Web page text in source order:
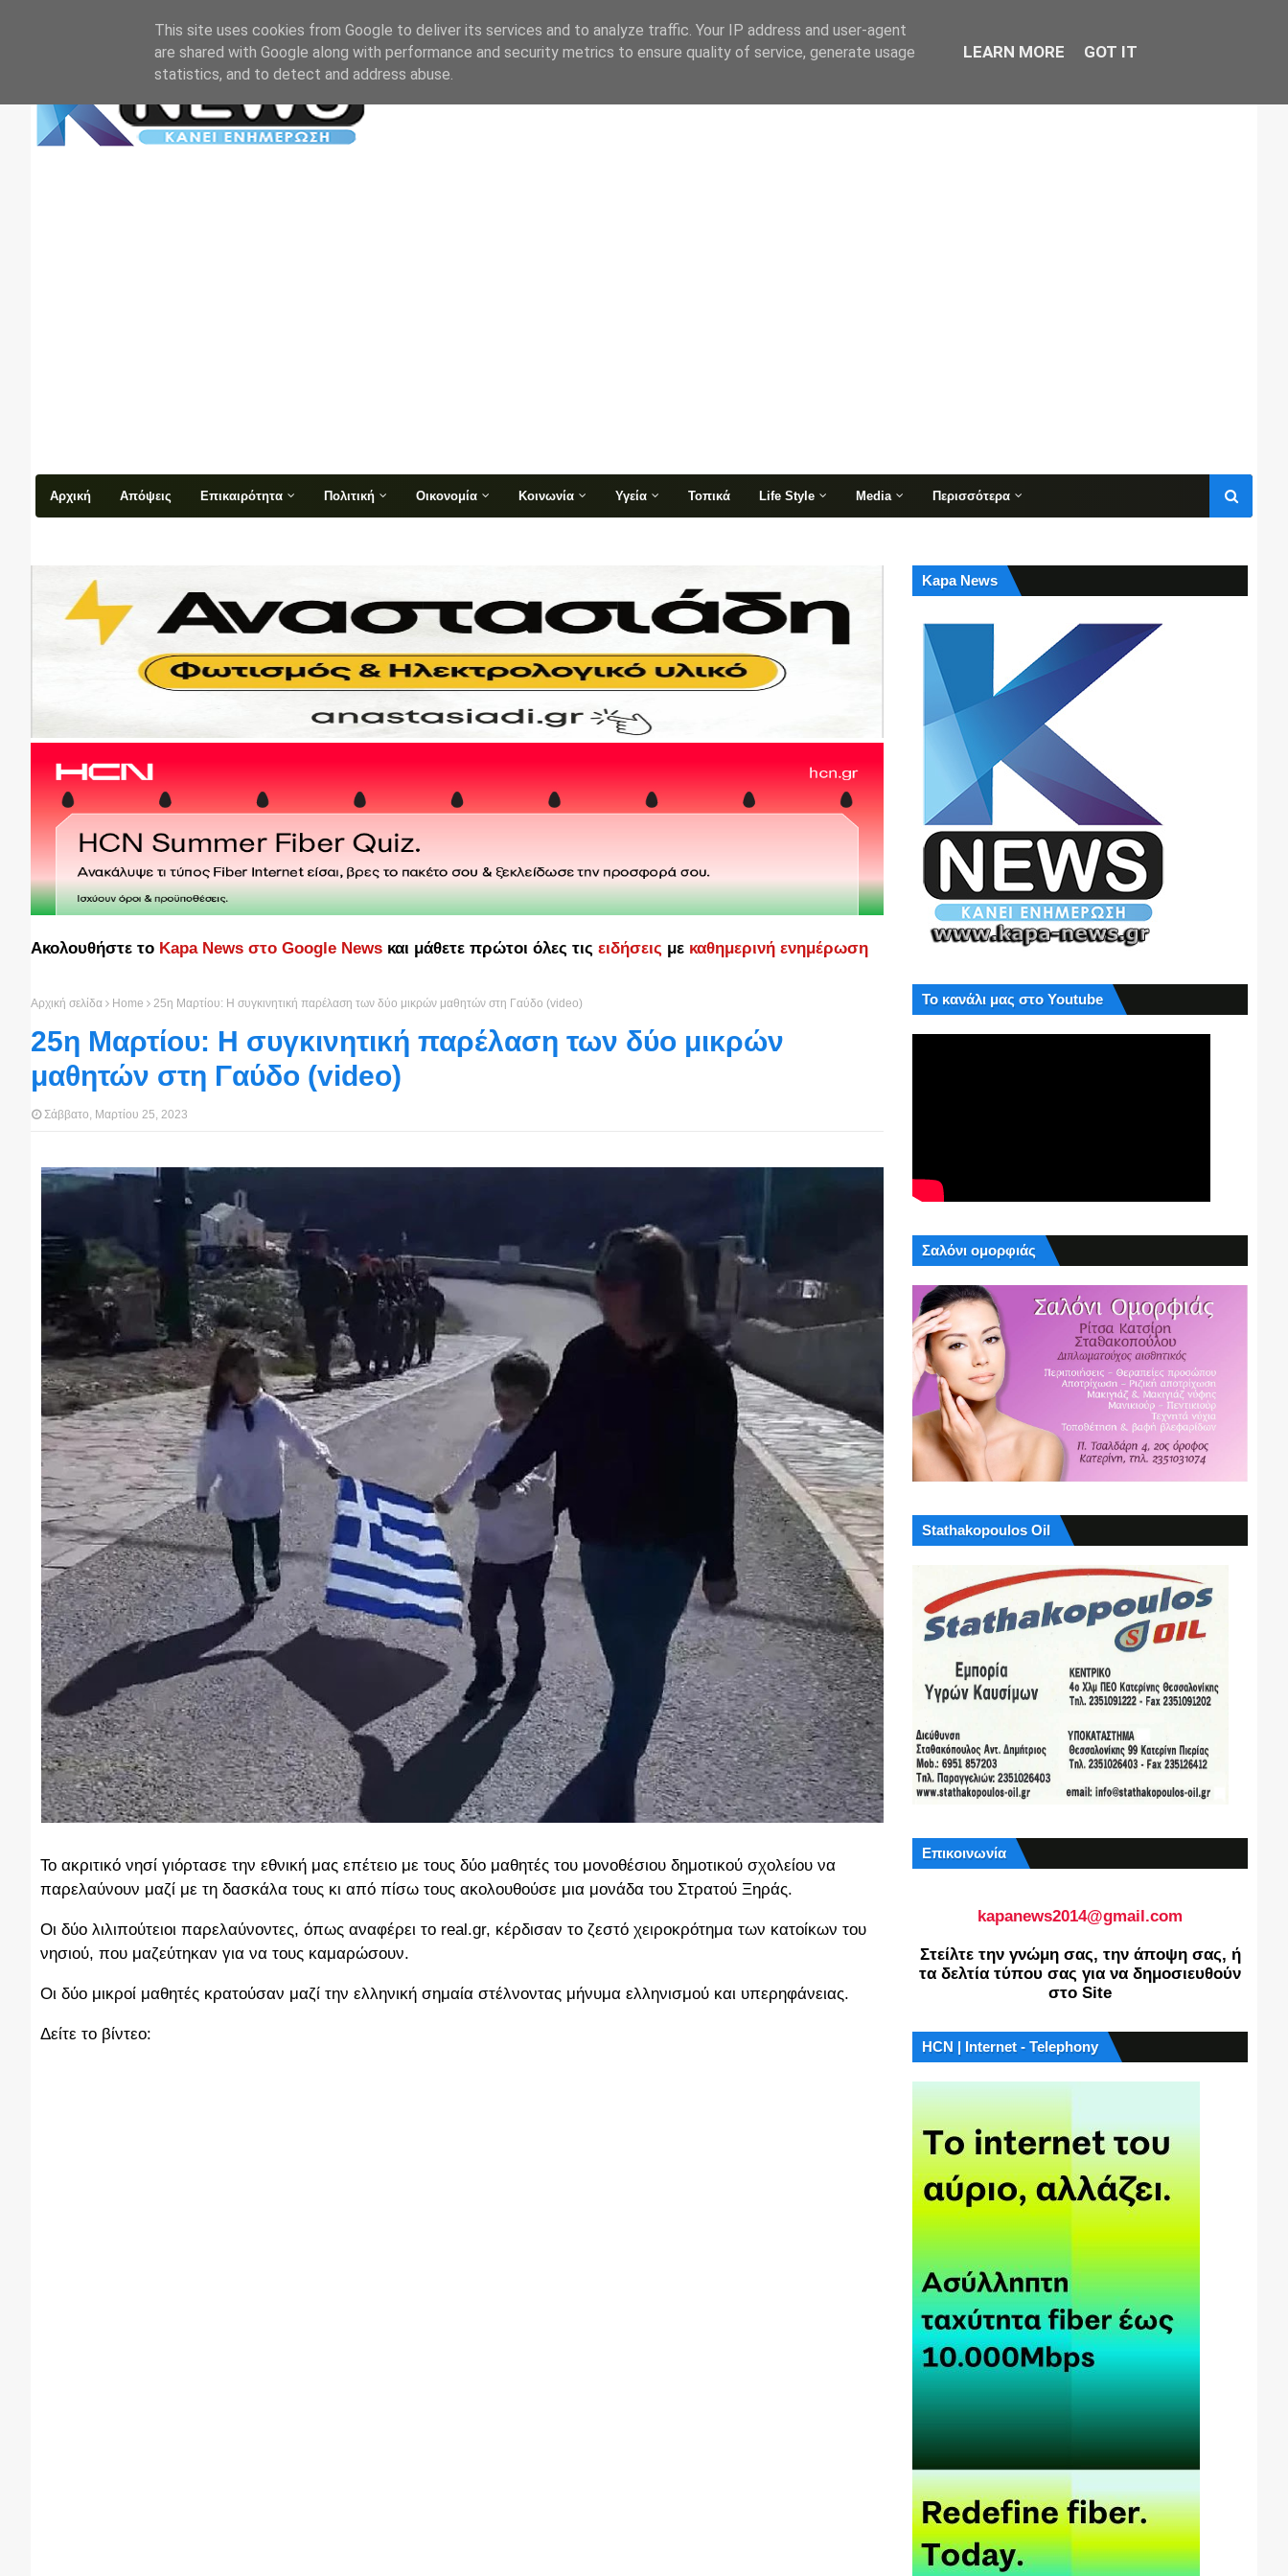
Αρχική Απόψεις Επικαιρότητα Πολιτική Οικονομία Κοινωνία Υγεία Τοπικά Life Style Media Περισσότερα
Ακολουθήστε το Kapa News στο Google News και μάθετε πρώτοι όλες τις ειδήσεις με καθημερινή ενημέρωση
Αρχική σελίδα Home 25η Μαρτίου: H συγκινητική παρέλαση των δύο μικρών μαθητών στη Γαύδο (video)
25η Μαρτίου: H συγκινητική παρέλαση των δύο μικρών
μαθητών στη Γαύδο (video)
Σάββατο, Μαρτίου 25, 2023
Το ακριτικό νησί γιόρτασε την εθνική μας επέτειο με τους δύο μαθητές του μονοθέσιου δημοτικού σχολείου να
παρελαύνουν μαζί με τη δασκάλα τους κι από πίσω τους ακολουθούσε μια μονάδα του Στρατού Ξηράς.
Οι δύο λιλιπούτειοι παρελαύνοντες, όπως αναφέρει το real.gr, κέρδισαν το ζεστό χειροκρότημα των κατοίκων του
νησιού, που μαζεύτηκαν για να τους καμαρώσουν.
Oι δύο μικροί μαθητές κρατούσαν μαζί την ελληνική σημαία στέλνοντας μήνυμα ελληνισμού και υπερηφάνειας.
Δείτε το βίντεο:
Kapa News
Το κανάλι μας στο Youtube
Σαλόνι ομορφιάς
Stathakopoulos Oil
Επικοινωνία
kapanews2014@gmail.com
Στείλτε την γνώμη σας, την άποψη σας, ή
τα δελτία τύπου σας για να δημοσιευθούν
στο Site
HCN | Internet - Telephony
This site uses cookies from Google to deliver its services and to analyze traffic. Your IP address and user-agent
are shared with Google along with performance and security metrics to ensure quality of service, generate usage
statistics, and to detect and address abuse.
LEARN MORE GOT IT